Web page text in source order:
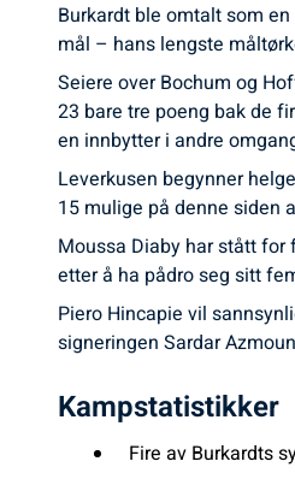
Burkardt ble omtalt som
mål – hans lengste
Seiere over Bochum og
23 bare tre poeng bak de
en innbytter i andre
Leverkusen begynner
15 mulige på denne siden
Moussa Diaby har stått for
etter å ha pådro seg sitt
Piero Hincapie vil
signeringen Sardar
Kampstatistikker
Fire av Burkardts